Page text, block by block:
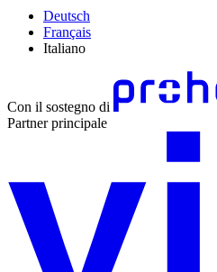
Deutsch
Français
Italiano
Con il sostegno di
Partner principale